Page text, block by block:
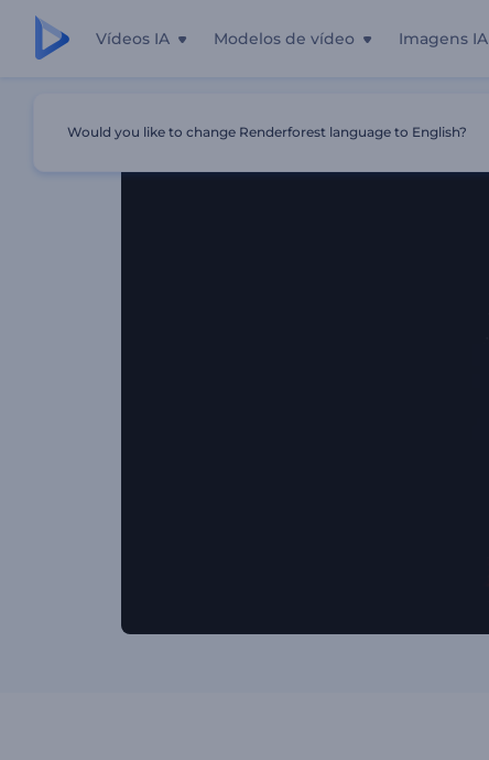
Vídeos IA Modelos de vídeo Imagens IA
Would you like to change Renderforest language to English?